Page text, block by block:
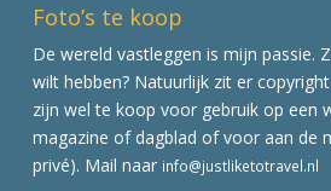
Foto’s te koop
De wereld vastleggen is mijn passie.
wilt hebben? Natuurlijk zit er
zijn wel te koop voor gebruik op een
magazine of dagblad of voor aan de
privé). Mail naar info@justliketotravel.nl